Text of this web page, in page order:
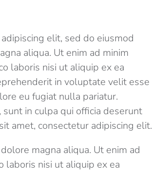
elit, sed do eiusmod
aliqua. Ut enim ad minim
laboris nisi ut aliquip ex ea
in voluptate velit esse
eu fugiat nulla pariatur.
in culpa qui officia deserunt
amet, consectetur adipiscing elit.
magna aliqua. Ut enim ad
laboris nisi ut aliquip ex ea